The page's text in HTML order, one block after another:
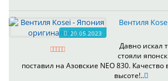
20.05.2023
Вентиля
Давно искал
стояли
поставил на Азовские NEO 830.
высоте!..